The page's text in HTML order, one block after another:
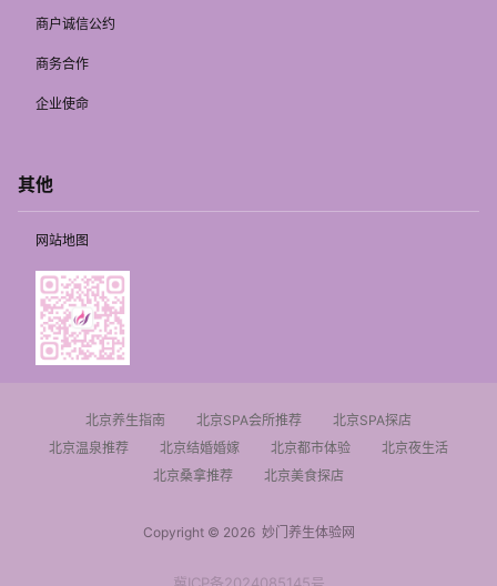
商户诚信公约
商务合作
企业使命
其他
网站地图
北京养生指南 北京SPA会所推荐
北京SPA探店
北京温泉推荐
北京结婚婚嫁 北京都市体验
北京夜生活
北京桑拿推荐
北京美食探店
Copyright © 2026妙门养生体验网